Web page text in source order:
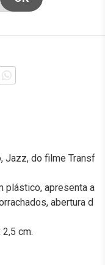
Jazz, do filme Transf
plástico, apresenta a
abertura d
cm.